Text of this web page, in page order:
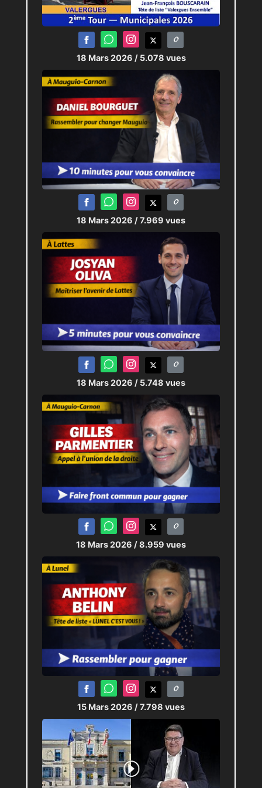
18 Mars 2026 / 5.078 vues
18 Mars 2026 / 7.969 vues
18 Mars 2026 / 5.748 vues
18 Mars 2026 / 8.959 vues
15 Mars 2026 / 7.798 vues